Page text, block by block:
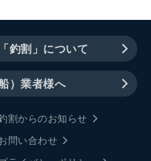
釣割」について
）業者様へ
割からのお知らせ
問い合わせ